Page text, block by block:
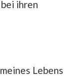
ihren
Lebens